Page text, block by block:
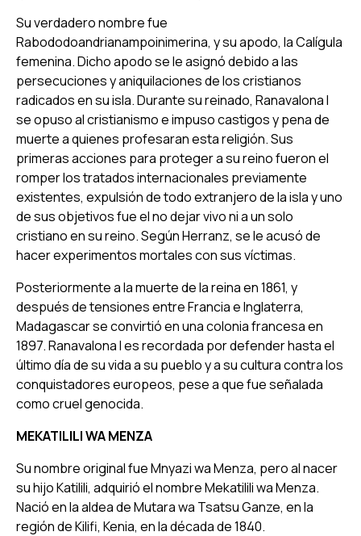
Su verdadero nombre fue
Rabododoandrianampoinimerina, y su apodo, la Calígula
femenina. Dicho apodo se le asignó debido a las
persecuciones y aniquilaciones de los cristianos
radicados en su isla. Durante su reinado, Ranavalona I
se opuso al cristianismo e impuso castigos y pena de
muerte a quienes profesaran esta religión. Sus
primeras acciones para proteger a su reino fueron el
romper los tratados internacionales previamente
existentes, expulsión de todo extranjero de la isla y uno
de sus objetivos fue el no dejar vivo ni a un solo
cristiano en su reino. Según Herranz, se le acusó de
hacer experimentos mortales con sus víctimas.
Posteriormente a la muerte de la reina en 1861, y
después de tensiones entre Francia e Inglaterra,
Madagascar se convirtió en una colonia francesa en
1897. Ranavalona I es recordada por defender hasta el
último día de su vida a su pueblo y a su cultura contra los
conquistadores europeos, pese a que fue señalada
como cruel genocida.
MEKATILILI WA MENZA
Su nombre original fue Mnyazi wa Menza, pero al nacer
su hijo Katilili, adquirió el nombre Mekatilili wa Menza.
Nació en la aldea de Mutara wa Tsatsu Ganze, en la
región de Kilifi, Kenia, en la década de 1840.